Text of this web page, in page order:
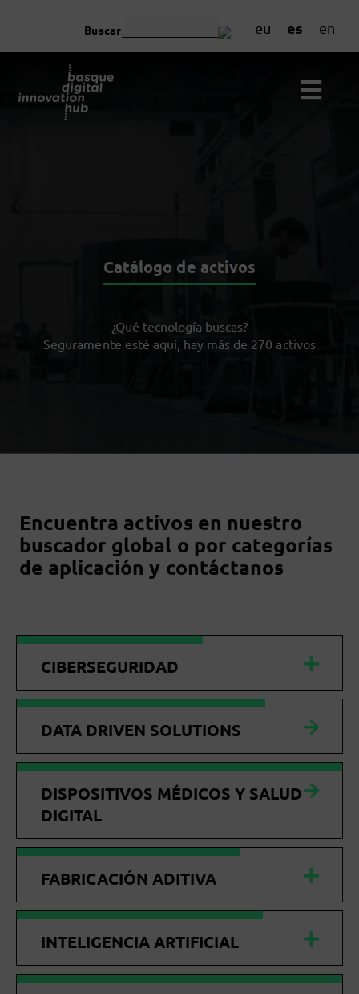
eu es en
Buscar
Catálogo de activos
¿Qué tecnología buscas?
Seguramente esté aquí, hay más de 270 activos
Encuentra activos en nuestro
buscador global o por categorías
de aplicación y contáctanos
CIBERSEGURIDAD
DATA DRIVEN SOLUTIONS
DISPOSITIVOS MÉDICOS Y SALUD
DIGITAL
FABRICACIÓN ADITIVA
INTELIGENCIA ARTIFICIAL